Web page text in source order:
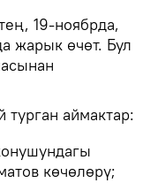
19-ноябрда,
жарык өчөт. Бул
турган аймактар:
көчөлөрү;